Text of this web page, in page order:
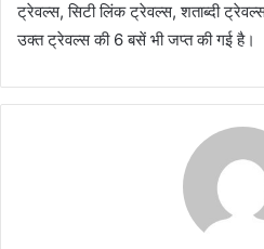
ट्रेवल्स, सिटी लिंक ट्रेवल्स, शताब्दी
उक्त ट्रेवल्स की 6 बसें भी जप्त की गई है।